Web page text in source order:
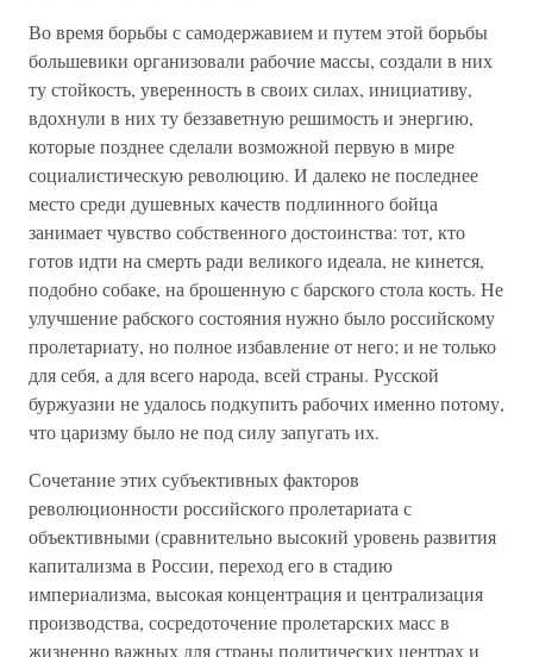
Во время борьбы с самодержавием и путем этой борьбы
большевики организовали рабочие массы, создали в них
ту стойкость, уверенность в своих силах, инициативу,
вдохнули в них ту беззаветную решимость и энергию,
которые позднее сделали возможной первую в мире
социалистическую революцию. И далеко не последнее
место среди душевных качеств подлинного бойца
занимает чувство собственного достоинства: тот, кто
готов идти на смерть ради великого идеала, не кинется,
подобно собаке, на брошенную с барского стола кость. Не
улучшение рабского состояния нужно было российскому
пролетариату, но полное избавление от него; и не только
для себя, а для всего народа, всей страны. Русской
буржуазии не удалось подкупить рабочих именно потому,
что царизму было не под силу запугать их.
Сочетание этих субъективных факторов
революционности российского пролетариата с
объективными (сравнительно высокий уровень развития
капитализма в России, переход его в стадию
империализма, высокая концентрация и централизация
производства, сосредоточение пролетарских масс в
жизненно важных для страны политических центрах и